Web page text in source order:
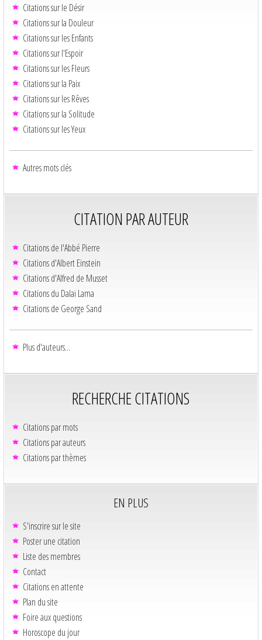
Citations sur le Désir
Citations sur la Douleur
Citations sur les Enfants
Citations sur l'Espoir
Citations sur les Fleurs
Citations sur la Paix
Citations sur les Rêves
Citations sur la Solitude
Citations sur les Yeux
Autres mots clés
CITATION PAR AUTEUR
Citations de l'Abbé Pierre
Citations d'Albert Einstein
Citations d'Alfred de Musset
Citations du Dalaï Lama
Citations de George Sand
Plus d'auteurs...
RECHERCHE CITATIONS
Citations par mots
Citations par auteurs
Citations par thèmes
EN PLUS
S'inscrire sur le site
Poster une citation
Liste des membres
Contact
Citations en attente
Plan du site
Foire aux questions
Horoscope du jour